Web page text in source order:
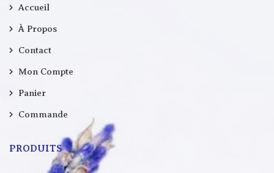
Accueil
À Propos
Contact
Mon Compte
Panier
Commande
PRODUITS